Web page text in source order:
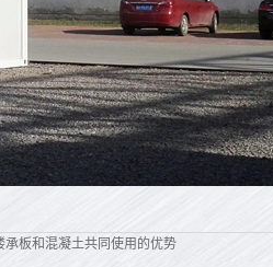
承板和混凝土共同使用的优势